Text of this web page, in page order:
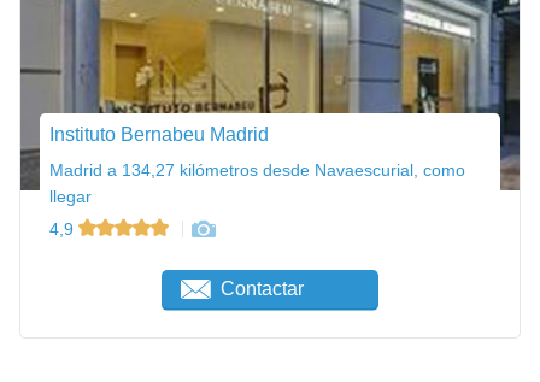
Instituto Bernabeu Madrid
Madrid a 134,27 kilómetros desde Navaescurial, como
llegar
4,9
Contactar